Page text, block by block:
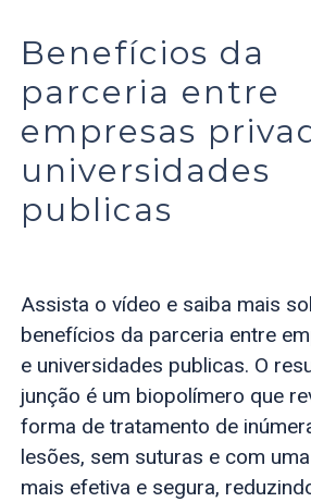
Benefícios da
parceria entre
empresas
universidades
publicas
Assista o vídeo e saiba mais
benefícios da parceria entre
e universidades publicas. O
junção é um biopolímero que
forma de tratamento de
lesões, sem suturas e com
mais efetiva e segura,